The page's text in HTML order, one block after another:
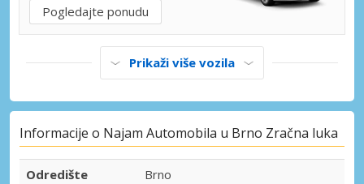
Pogledajte ponudu
Prikaži više vozila
Informacije o Najam Automobila u Brno Zračna luka
Odredište
Brno